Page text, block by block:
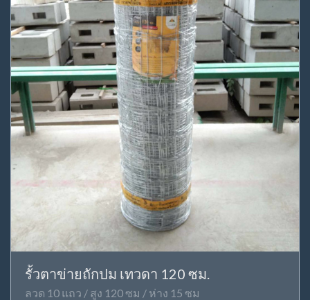
รั้วตาข่ายถักปม เทวดา 120 ซม.
ลวด 10 แถว / สูง 120 ซม / ห่าง 15 ซม